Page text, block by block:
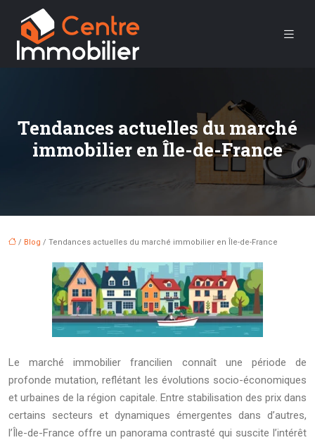
Tendances actuelles du marché
immobilier en Île-de-France
/ Blog / Tendances actuelles du marché immobilier en Île-de-France
Le marché immobilier francilien connaît une période de
profonde mutation, reflétant les évolutions socio-économiques
et urbaines de la région capitale. Entre stabilisation des prix dans
certains secteurs et dynamiques émergentes dans d’autres,
l’Île-de-France offre un panorama contrasté qui suscite l’intérêt